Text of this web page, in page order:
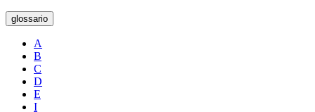
glossario
A
B
C
D
E
I